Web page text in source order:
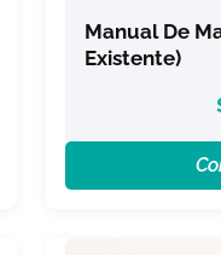
Manual De
Existente)